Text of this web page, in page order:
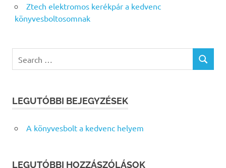
Ztech elektromos kerékpár a kedvenc
könyvesboltosomnak
for:
SEARCH
LEGUTÓBBI BEJEGYZÉSEK
A könyvesbolt a kedvenc helyem
LEGUTÓBBI HOZZÁSZÓLÁSOK